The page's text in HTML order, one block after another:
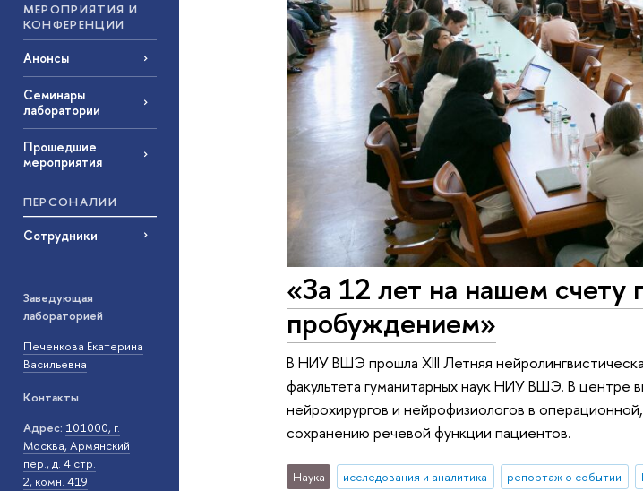
МЕРОПРИЯТИЯ И
КОНФЕРЕНЦИИ
Анонсы
Семинары
лаборатории
Прошедшие
мероприятия
ПЕРСОНАЛИИ
Сотрудники
Заведующая
лабораторией
Печенкова Екатерина
Васильевна
Контакты
Адрес: 101000, г.
Москва, Армянский
пер., д. 4 стр.
2, комн. 419
«За 12 лет на нашем счету
пробуждением»
В НИУ ВШЭ прошла XIII Летняя
факультета гуманитарных наук НИУ ВШЭ. В центре
нейрохирургов и нейрофизиологов в
сохранению речевой функции пациентов.
Наука исследования и аналитика репортаж о событии